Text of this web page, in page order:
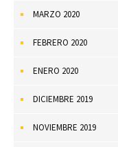
MARZO 2020
FEBRERO 2020
ENERO 2020
DICIEMBRE 2019
NOVIEMBRE 2019